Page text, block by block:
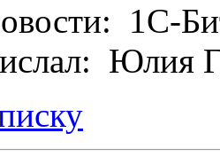
1С-
Юлия